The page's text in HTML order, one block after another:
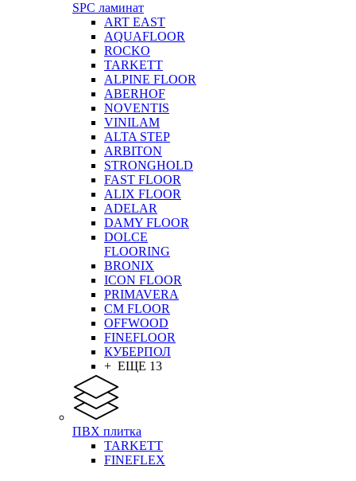
SPC ламинат
ART EAST
AQUAFLOOR
ROCKO
TARKETT
ALPINE FLOOR
ABERHOF
NOVENTIS
VINILAM
ALTA STEP
ARBITON
STRONGHOLD
FAST FLOOR
ALIX FLOOR
ADELAR
DAMY FLOOR
DOLCE
FLOORING
BRONIX
ICON FLOOR
PRIMAVERA
CM FLOOR
OFFWOOD
FINEFLOOR
КУБЕРПОЛ
+ ЕЩЕ 13
ПВХ плитка
TARKETT
FINEFLEX